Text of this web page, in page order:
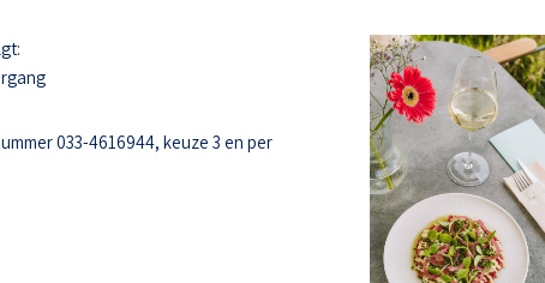
033-4616944, keuze 3 en per